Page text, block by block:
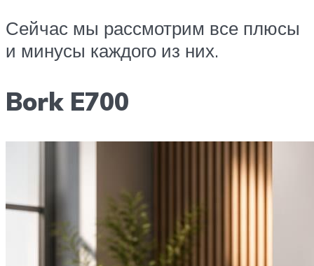
Сейчас мы рассмотрим все плюсы
и минусы каждого из них.
Bork E700